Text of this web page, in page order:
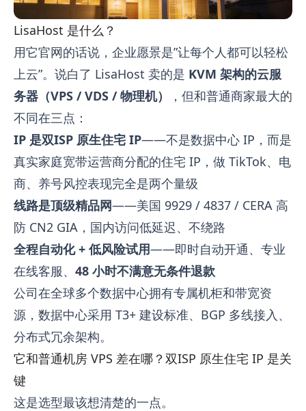
LisaHost 是什么？
用它官网的话说，企业愿景是”让每个人都可以轻松
上云”。说白了 LisaHost 卖的是 KVM 架构的云服
务器（VPS / VDS / 物理机）
，但和普通商家最大的
不同在三点：
IP 是双ISP 原生住宅 IP——不是数据中心 IP，而是
真实家庭宽带运营商分配的住宅 IP，做 TikTok、电
商、养号风控表现完全是两个量级
线路是顶级精品网——美国 9929 / 4837 / CERA 高
防 CN2 GIA，国内访问低延迟、不绕路
全程自动化 + 低风险试用——即时自动开通、专业
在线客服、 48 小时不满意无条件退款
公司在全球多个数据中心拥有专属机柜和带宽资
源，数据中心采用 T3+ 建设标准、BGP 多线接入、
分布式冗余架构。
它和普通机房 VPS 差在哪？双ISP 原生住宅 IP 是关
键
这是选型最该想清楚的一点。